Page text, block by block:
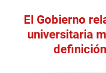
El Gobierno
universitaria